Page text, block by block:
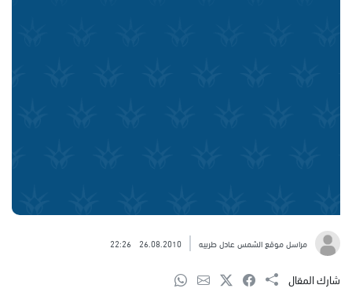
مراسل موقع الشمس عادل طربيه 26.08.2010
22:26
شارك المقال